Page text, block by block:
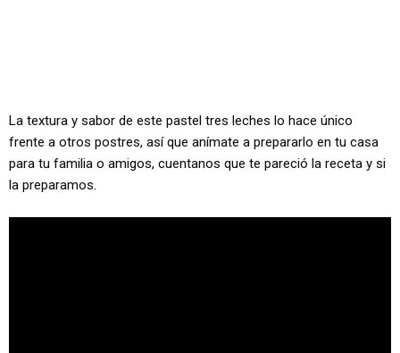
La textura y sabor de este pastel tres leches lo hace único
frente a otros postres, así que anímate a prepararlo en tu casa
para tu familia o amigos, cuentanos que te pareció la receta y si
la preparamos.